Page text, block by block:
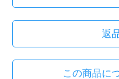
返
この商品に